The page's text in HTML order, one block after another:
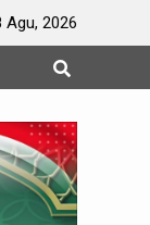
Agu, 2026